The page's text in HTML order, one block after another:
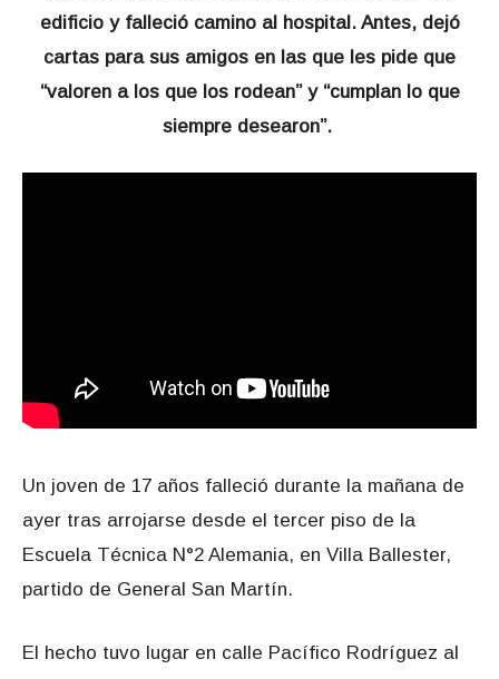
edificio y falleció camino al hospital. Antes, dejó
cartas para sus amigos en las que les pide que
“valoren a los que los rodean” y “cumplan lo que
siempre desearon”.
Un joven de 17 años falleció durante la mañana de
ayer tras arrojarse desde el tercer piso de la
Escuela Técnica N°2 Alemania, en Villa Ballester,
partido de General San Martín.
El hecho tuvo lugar en calle Pacífico Rodríguez al